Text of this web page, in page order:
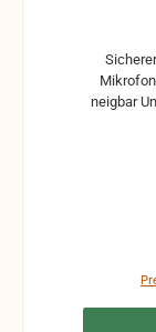
Mikrofonstative Kopf zur
neigbar Unzerbrechlich Inklusive 3/8" Adapter Die